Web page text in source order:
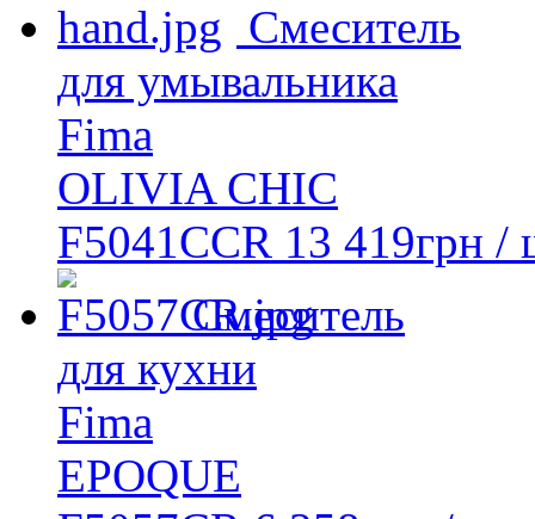
Смеситель
для умывальника
Fima
OLIVIA CHIC
F5041CCR 13 419грн /
Смеситель
для кухни
Fima
EPOQUE